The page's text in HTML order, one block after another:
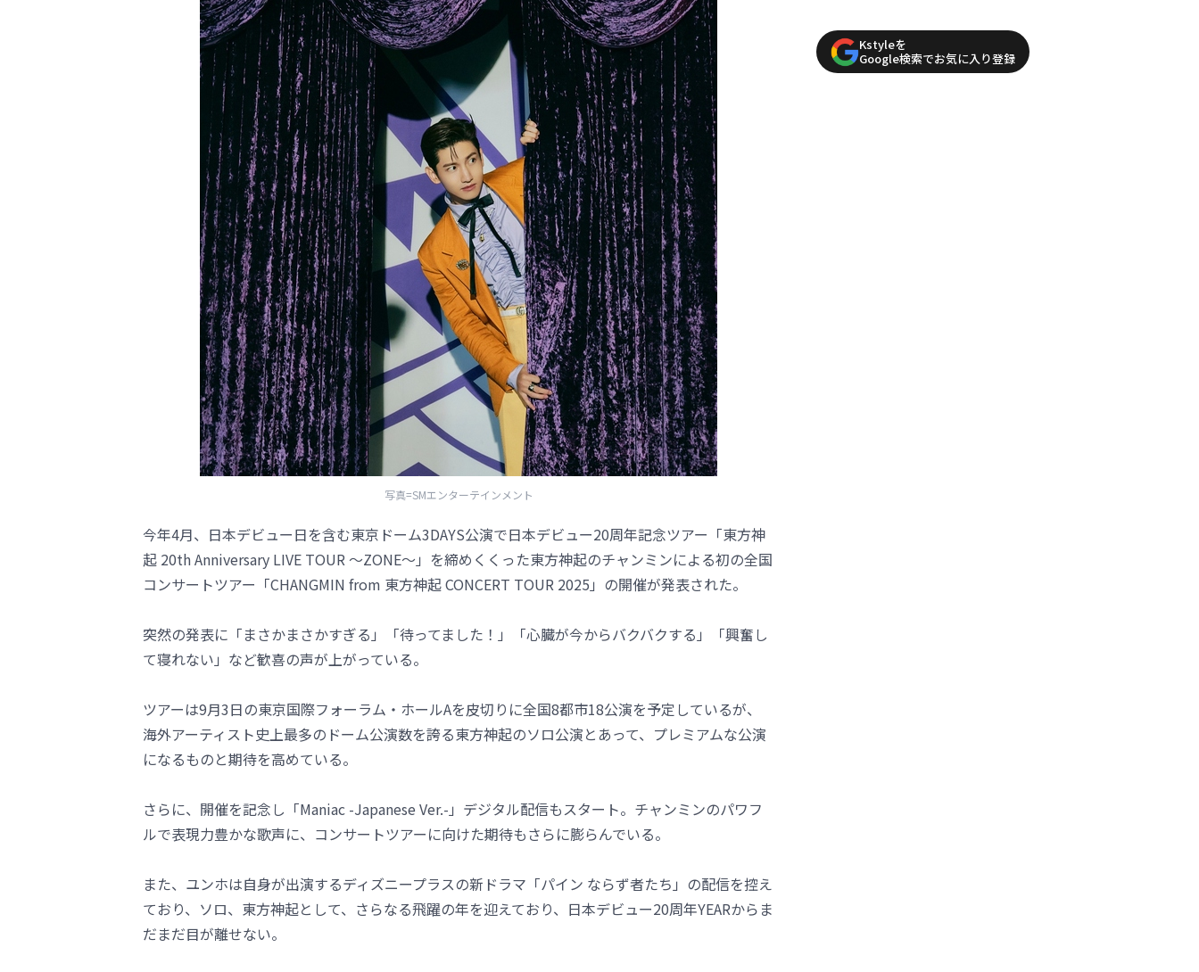
写真=SMエンターテインメント
今年4月、日本デビュー日を含む東京ドーム3DAYS公演で日本デビュー20周年記念ツアー「東方神
起 20th Anniversary LIVE TOUR ～ZONE～」を締めくくった東方神起のチャンミンによる初の全国
コンサートツアー「CHANGMIN from 東方神起 CONCERT TOUR 2025」の開催が発表された。
突然の発表に「まさかまさかすぎる」「待ってました！」「心臓が今からバクバクする」「興奮し
て寝れない」など歓喜の声が上がっている。
ツアーは9月3日の東京国際フォーラム・ホールAを皮切りに全国8都市18公演を予定しているが、
海外アーティスト史上最多のドーム公演数を誇る東方神起のソロ公演とあって、プレミアムな公演
になるものと期待を高めている。
さらに、開催を記念し「Maniac -Japanese Ver.-」デジタル配信もスタート。チャンミンのパワフ
ルで表現力豊かな歌声に、コンサートツアーに向けた期待もさらに膨らんでいる。
また、ユンホは自身が出演するディズニープラスの新ドラマ「パイン ならず者たち」の配信を控え
ており、ソロ、東方神起として、さらなる飛躍の年を迎えており、日本デビュー20周年YEARからま
だまだ目が離せない。
Kstyleを
Google検索でお気に入り登録